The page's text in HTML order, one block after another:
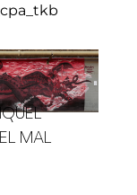
MAL